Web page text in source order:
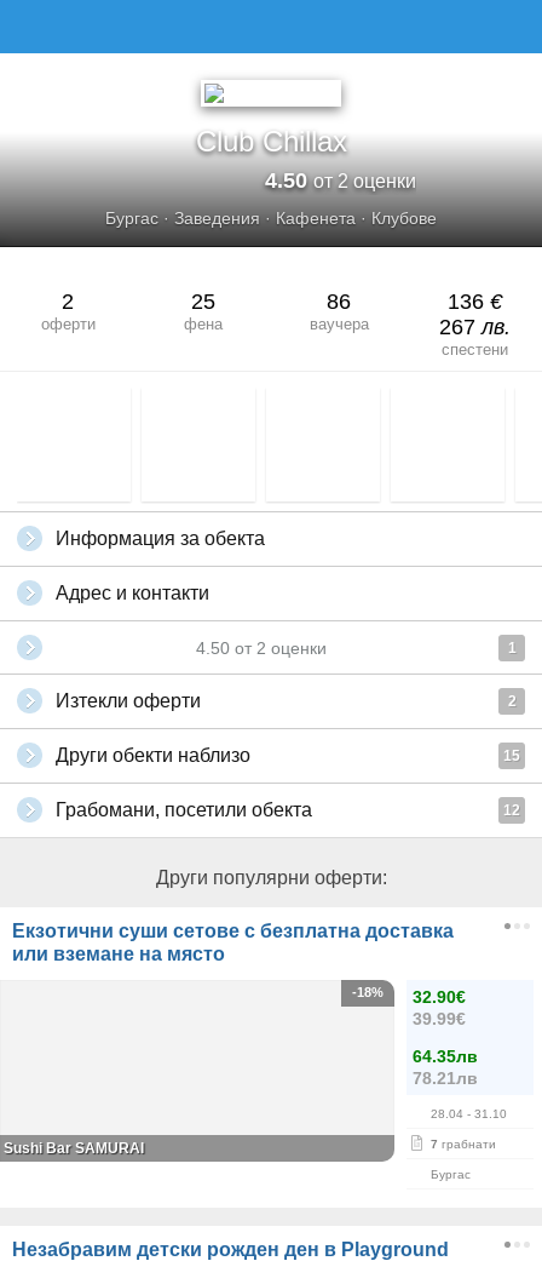
Club Chillax
4.50от 2 оценки
Бургас · Заведения · Кафенета · Клубове
2
оферти
25
фена
86
ваучера
136 €
267лв.
спестени
Информация за обекта
Адрес и контакти
4.50 от 2 оценки 1
Изтекли оферти 2
Други обекти наблизо 15
Грабомани, посетили обекта 12
Други популярни оферти:
Екзотични суши сетове с безплатна доставка
или вземане на място
32.90€
39.99€
64.35лв
78.21лв
28.04 - 31.10
7 грабнати
Бургас
-18%
Sushi Bar SAMURAI
Незабравим детски рожден ден в Playground